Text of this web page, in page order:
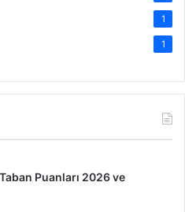
1
1
Puanları 2026 ve